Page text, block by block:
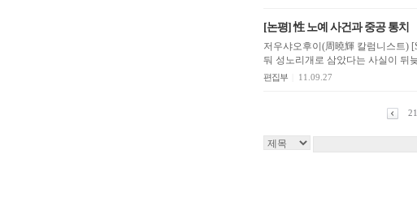
[논평] 性 노예 사건과 중공 통치
저우샤오후이(周曉輝 칼럼니스트) [SOH] 며칠 전 한 중국 공무원이 지하감옥을 만들고 그 안에 6명의 여성을 가
편집부 11.09.27
21